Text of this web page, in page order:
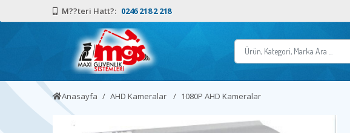
M??teri Hatt?: 0246 218 2 218
Anasayfa AHD Kameralar 1080P AHD Kameralar